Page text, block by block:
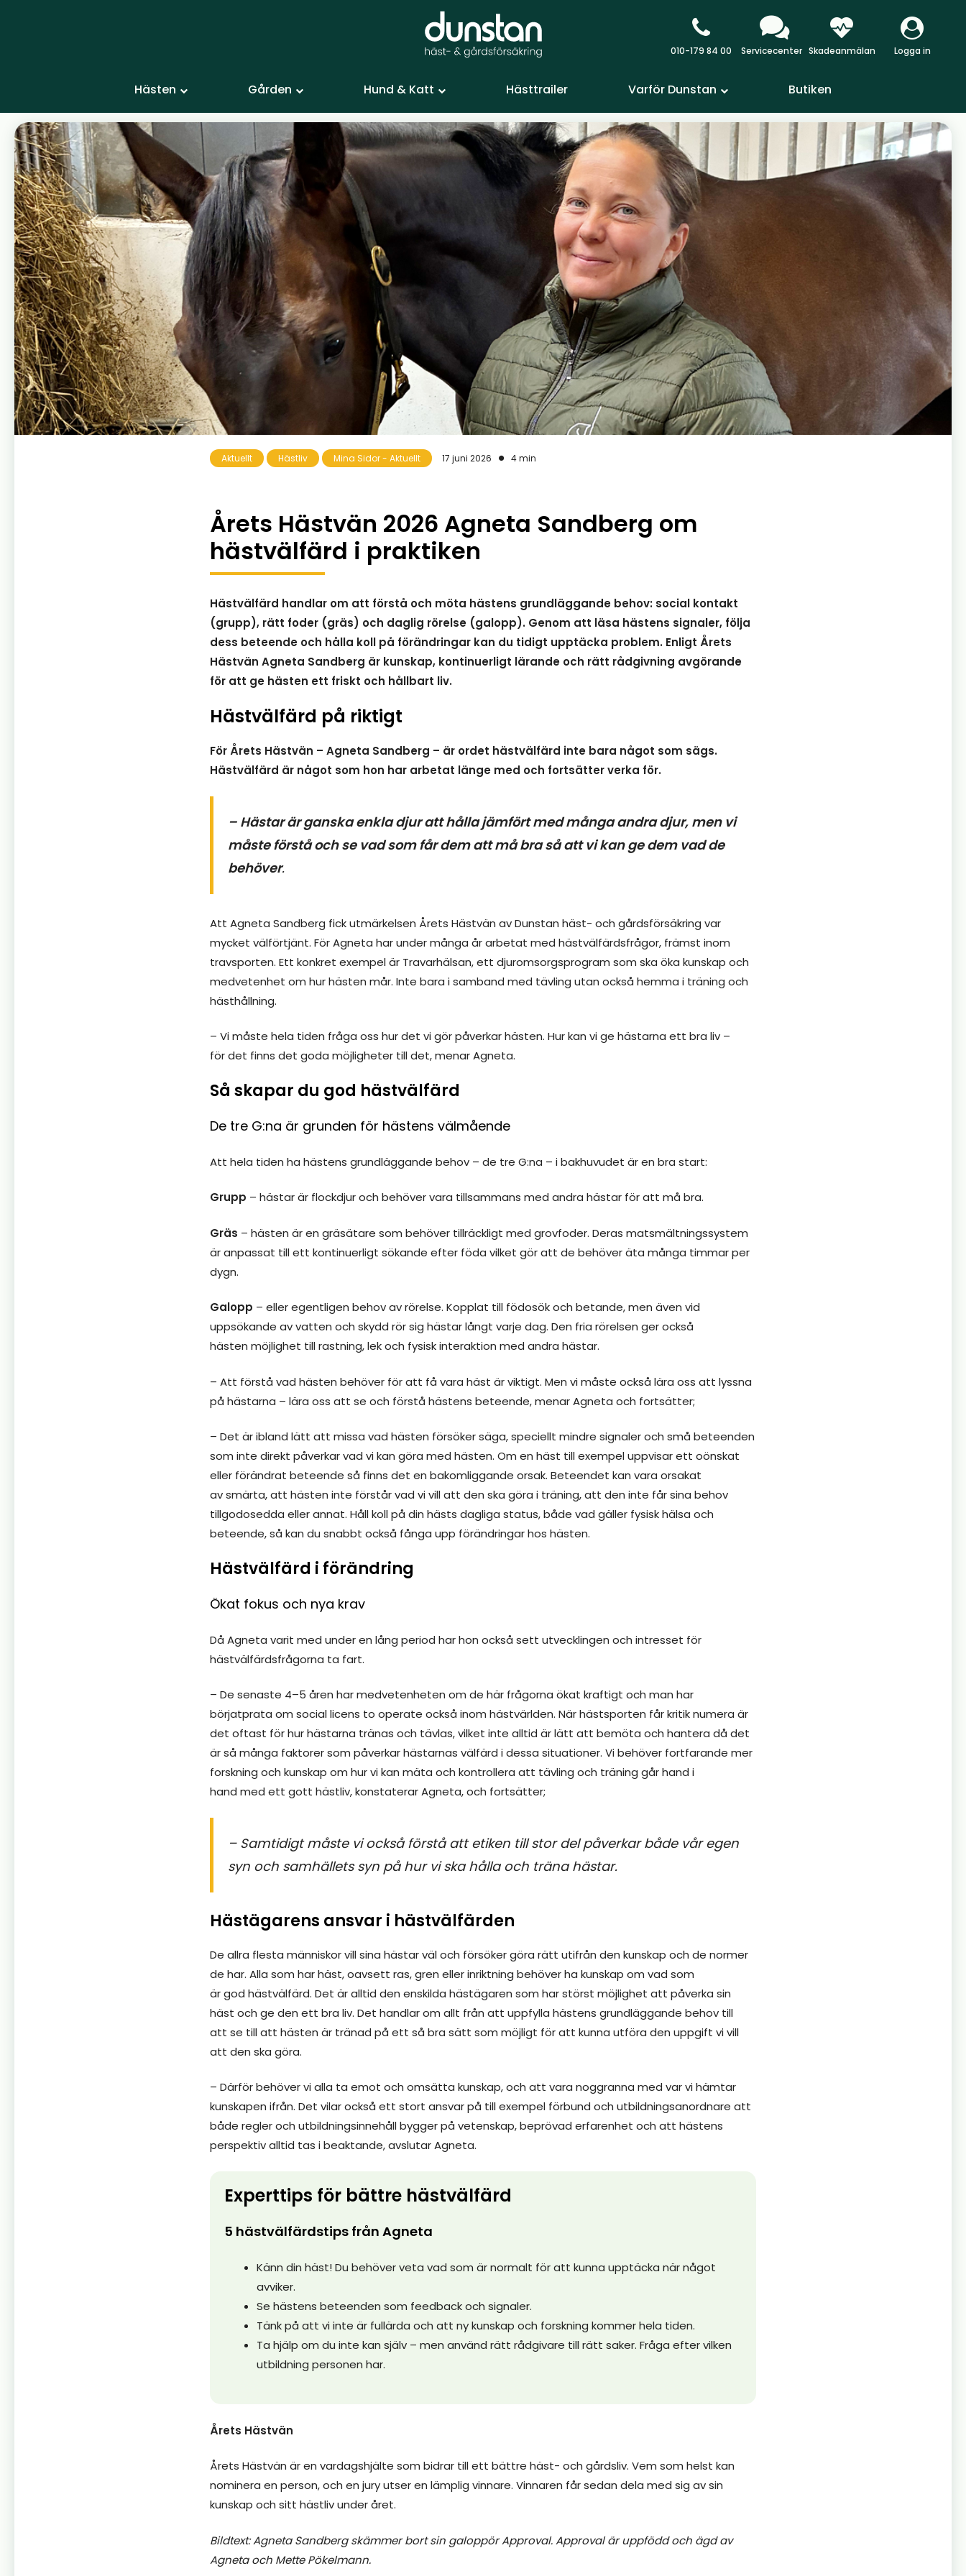
010-179 84 00 Servicecenter Skadeanmälan Logga in
Hästen Gården Hund & Katt Hästtrailer Varför Dunstan Butiken
Aktuellt Hästliv Mina Sidor - Aktuellt 17 juni 2026 4 min
Årets Hästvän 2026 Agneta Sandberg om
hästvälfärd i praktiken
Hästvälfärd handlar om att förstå och möta hästens grundläggande behov: social kontakt
(grupp), rätt foder (gräs) och daglig rörelse (galopp). Genom att läsa hästens signaler, följa
dess beteende och hålla koll på förändringar kan du tidigt upptäcka problem. Enligt Årets
Hästvän Agneta Sandberg är kunskap, kontinuerligt lärande och rätt rådgivning avgörande
för att ge hästen ett friskt och hållbart liv.
Hästvälfärd på riktigt
För Årets Hästvän – Agneta Sandberg – är ordet hästvälfärd inte bara något som sägs.
Hästvälfärd är något som hon har arbetat länge med och fortsätter verka för.
– Hästar är ganska enkla djuratt hålla jämfört med många andra djur, men vi
måste förstå och se vad som får dem att må brasåattvikan gedem vad de
behöver.
Att Agneta Sandberg fick utmärkelsen Årets Hästvän av Dunstan häst- och gårdsförsäkring var
mycket välförtjänt. För Agneta har under många år arbetat med hästvälfärdsfrågor, främst inom
travsporten. Ett konkret exempel är Travarhälsan, ett djuromsorgsprogram som ska öka kunskap och
medvetenhet om hur hästen mår. Inte bara i samband med tävling utan också hemma i träning och
hästhållning.
– Vi måste hela tiden fråga oss hur det vi gör påverkar hästen. Hur kan vi ge hästarna ett bra liv –
för det finns det goda möjligheter till det, menar Agneta.
Så skapar du god hästvälfärd
De tre G:na är grunden för hästens välmående
Att hela tiden ha hästens grundläggande behov – de tre G:na – i bakhuvudet är en bra start:
Grupp – hästar är flockdjur och behöver vara tillsammans med andra hästar för att må bra.
Gräs – hästen är en gräsätare som behöver tillräckligt med grovfoder. Deras matsmältningssystem
är anpassat till ett kontinuerligt sökande efter föda vilket gör att de behöver äta många timmar per
dygn.
Galopp – eller egentligen behov av rörelse. Kopplat till födosök och betande, men även vid
uppsökande av vatten och skydd rör sig hästar långt varje dag. Den fria rörelsen ger också
hästen möjlighet till rastning, lek och fysisk interaktion med andra hästar.
– Att förstå vad hästen behöver för att få vara häst är viktigt. Men vi måste också lära oss att lyssna
på hästarna – lära oss att se och förstå hästens beteende, menar Agneta och fortsätter;
– Det är ibland lätt att missa vad hästen försöker säga, speciellt mindre signaler och små beteenden
som inte direkt påverkar vad vi kan göra med hästen. Om en häst till exempel uppvisar ett oönskat
eller förändrat beteende så finns det en bakomliggande orsak. Beteendet kan vara orsakat
av smärta, att hästen inte förstår vad vi vill att den ska göra i träning, att den inte får sina behov
tillgodosedda eller annat. Håll koll på din hästs dagliga status, både vad gäller fysisk hälsa och
beteende, så kan du snabbt också fånga upp förändringar hos hästen.
Hästvälfärd i förändring
Ökat fokus och nya krav
Då Agneta varit med under en lång period har hon också sett utvecklingen och intresset för
hästvälfärdsfrågorna ta fart.
– De senaste 4–5 åren har medvetenheten om de här frågorna ökat kraftigt och man har
börjatprata om social licens to operate också inom hästvärlden. När hästsporten får kritik numera är
det oftast för hur hästarna tränas och tävlas, vilket inte alltid är lätt att bemöta och hantera då det
är så många faktorer som påverkar hästarnas välfärd i dessa situationer. Vi behöver fortfarande mer
forskning och kunskap om hur vi kan mäta och kontrollera att tävling och träning går hand i
hand med ett gott hästliv, konstaterar Agneta, och fortsätter;
– Samtidigt måste vi också förstå att etiken till stor del påverkar både vår egen
syn och samhällets syn på hur vi ska hålla och träna hästar.
Hästägarens ansvar i hästvälfärden
De allra flesta människor vill sina hästar väl och försöker göra rätt utifrån den kunskap och de normer
de har. Alla som har häst, oavsett ras, gren eller inriktning behöver ha kunskap om vad som
är god hästvälfärd. Det är alltid den enskilda hästägaren som har störst möjlighet att påverka sin
häst och ge den ett bra liv. Det handlar om allt från att uppfylla hästens grundläggande behov till
att se till att hästen är tränad på ett så bra sätt som möjligt för att kunna utföra den uppgift vi vill
att den ska göra.
– Därför behöver vi alla ta emot och omsätta kunskap, och att vara noggranna med var vi hämtar
kunskapen ifrån. Det vilar också ett stort ansvar på till exempel förbund och utbildningsanordnare att
både regler och utbildningsinnehåll bygger på vetenskap, beprövad erfarenhet och att hästens
perspektiv alltid tas i beaktande, avslutar Agneta.
Experttips för bättre hästvälfärd
5 hästvälfärdstips från Agneta
Känn din häst! Du behöver veta vad som är normalt för att kunna upptäcka när något
avviker.
Se hästens beteenden som feedback och signaler.
Tänk på att vi inte är fullärda och att ny kunskap och forskning kommer hela tiden.
Ta hjälp om du inte kan själv – men använd rätt rådgivare till rätt saker. Fråga efter vilken
utbildning personen har.
Årets Hästvän
Årets Hästvän är en vardagshjälte som bidrar till ett bättre häst- och gårdsliv. Vem som helst kan
nominera en person, och en jury utser en lämplig vinnare. Vinnaren får sedan dela med sig av sin
kunskap och sitt hästliv under året.
Bildtext: Agneta Sandberg skämmer bort sin galoppör Approval. Approval är uppfödd och ägd av
Agneta och Mette Pökelmann.